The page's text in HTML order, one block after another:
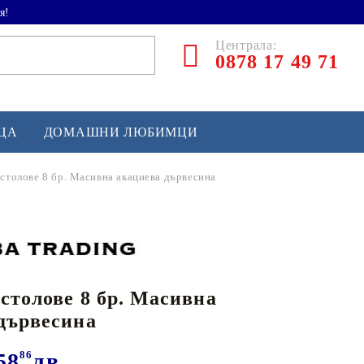
Централа:
0878 17 49 71
и софтбол
и лакрос
спортно оборудване
ДОМАШНИ ЛЮБИМЦИ
8 бр. Масивна акациева дървесина
8 бр. Масивна
86